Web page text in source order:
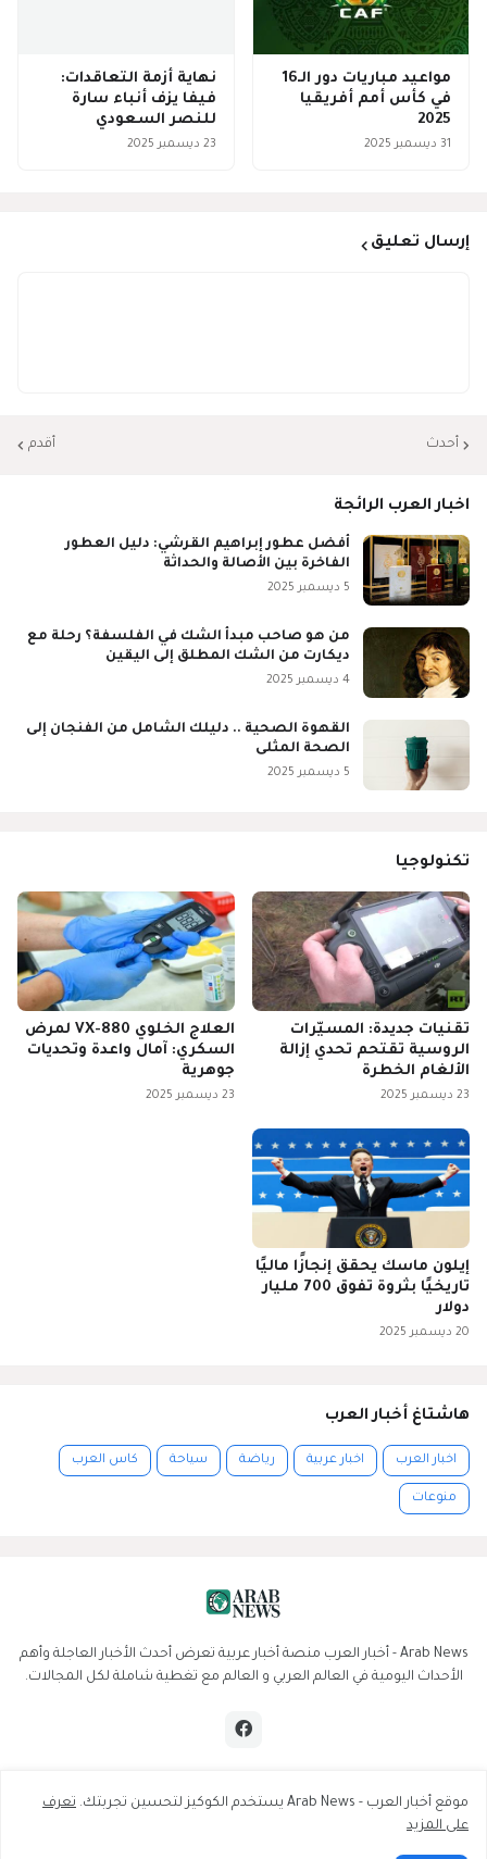
مواعيد مباريات دور الـ16
في كأس أمم أفريقيا
2025
31 ديسمبر 2025
نهاية أزمة التعاقدات:
فيفا يزف أنباء سارة
للنصر السعودي
23 ديسمبر 2025
إرسال تعليق
أحدث أقدم
اخبار العرب الرائجة
أفضل عطور إبراهيم القرشي: دليل العطور
الفاخرة بين الأصالة والحداثة
5 ديسمبر 2025
من هو صاحب مبدأ الشك في الفلسفة؟ رحلة مع
ديكارت من الشك المطلق إلى اليقين
4 ديسمبر 2025
القهوة الصحية .. دليلك الشامل من الفنجان إلى
الصحة المثلى
5 ديسمبر 2025
تكنولوجيا
تقنيات جديدة: المسيّرات
الروسية تقتحم تحدي إزالة
الألغام الخطرة
23 ديسمبر 2025
العلاج الخلوي VX-880 لمرض
السكري: آمال واعدة وتحديات
جوهرية
23 ديسمبر 2025
إيلون ماسك يحقق إنجازًا ماليًا
تاريخيًا بثروة تفوق 700 مليار
دولار
20 ديسمبر 2025
هاشتاغ أخبار العرب
اخبار العرب اخبار عربية رياضة سياحة كاس العرب
منوعات
Arab News - أخبار العرب منصة أخبار عربية تعرض أحدث الأخبار العاجلة وأهم
الأحداث اليومية في العالم العربي و العالم مع تغطية شاملة لكل المجالات.
موقع أخبار العرب - Arab News يستخدم الكوكيز لتحسين تجربتك.
تعرف
على المزيد